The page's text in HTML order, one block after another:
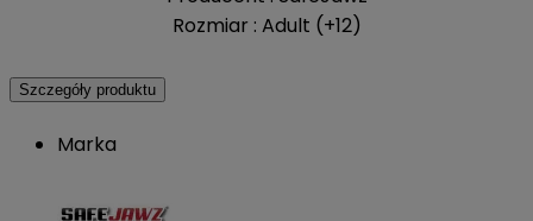
Rozmiar : Adult (+12)
Szczegóły produktu
Marka